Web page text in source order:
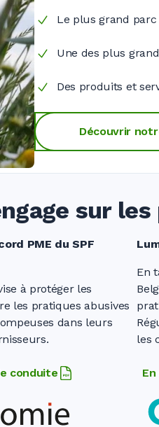
Le plus grand
Une des plus
Des produits et
Découvrir
sur
PME du SPF
à protéger les
les pratiques abusives
dans leurs
conduite
En
les